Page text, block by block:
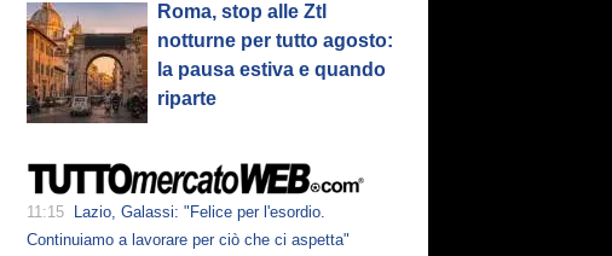
Roma, stop alle Ztl
notturne per tutto agosto:
la pausa estiva e quando
riparte
11:15
Lazio, Galassi: "Felice per l'esordio.
Continuiamo a lavorare per ciò che ci aspetta"